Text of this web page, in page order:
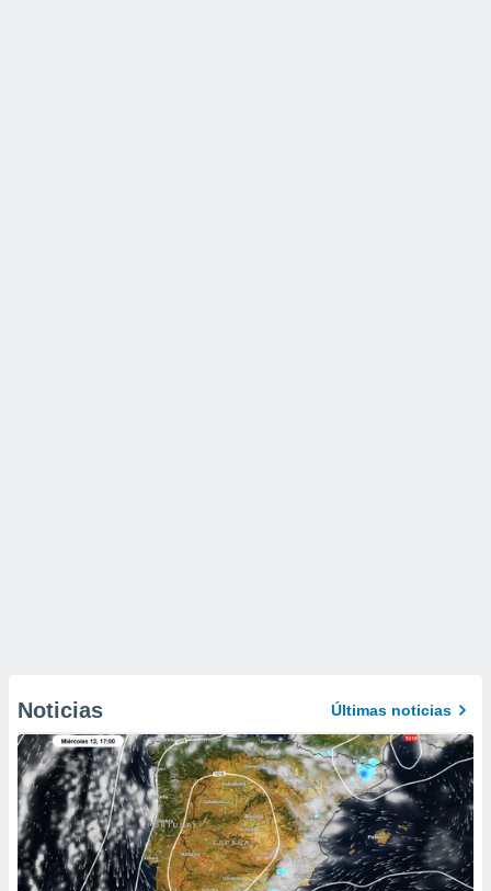
Noticias Últimas noticias